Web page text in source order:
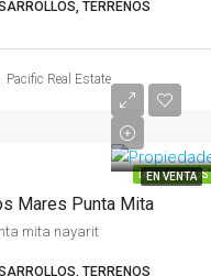
TERRENOS
Pacific Real Estate
DESTACADOS
EN VENTA
Mares Punta Mita
mita nayarit
TERRENOS